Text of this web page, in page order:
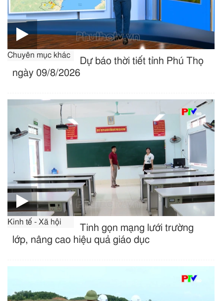
Chuyên mục khác
Dự báo thời tiết tỉnh Phú Thọ
ngày 09/8/2026
Kinh tế - Xã hội
Tinh gọn mạng lưới trường
lớp, nâng cao hiệu quả giáo dục